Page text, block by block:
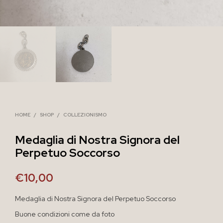
HOME / SHOP / COLLEZIONISMO
Medaglia di Nostra Signora del
Perpetuo Soccorso
€10,00
Medaglia di Nostra Signora del Perpetuo Soccorso
Buone condizioni come da foto